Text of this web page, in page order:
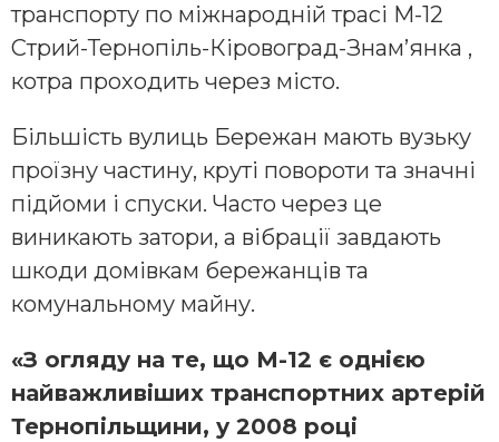
транспорту по міжнародній трасі М-12
Стрий-Тернопіль-Кіровоград-Знам’янка ,
котра проходить через місто.
Більшість вулиць Бережан мають вузьку
проїзну частину, круті повороти та значні
підйоми і спуски. Часто через це
виникають затори, а вібрації завдають
шкоди домівкам бережанців та
комунальному майну.
«З огляду на те, що М-12 є однією
найважливіших транспортних артерій
Тернопільщини, у 2008 році